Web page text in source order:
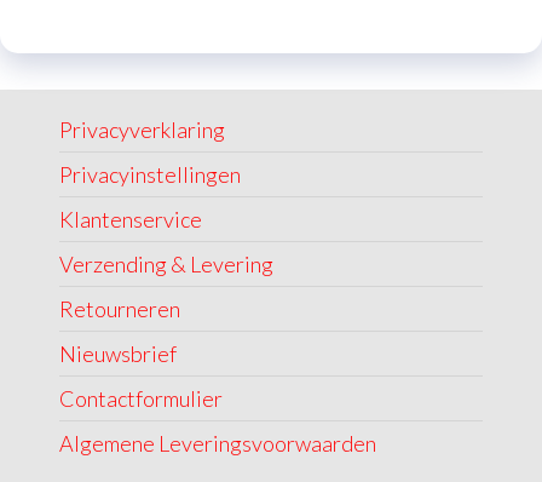
Privacyverklaring
Privacyinstellingen
Klantenservice
Verzending & Levering
Retourneren
Nieuwsbrief
Contactformulier
Algemene Leveringsvoorwaarden